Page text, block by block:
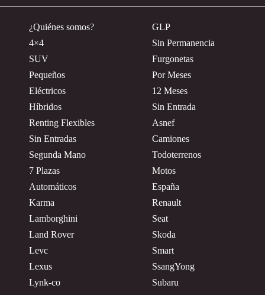
¿Quiénes somos?
4×4
SUV
Pequeños
Eléctricos
Híbridos
Renting Flexibles
Sin Entradas
Segunda Mano
7 Plazas
Automáticos
Karma
Lamborghini
Land Rover
Levc
Lexus
Lynk-co
GLP
Sin Permanencia
Furgonetas
Por Meses
12 Meses
Sin Entrada
Asnef
Camiones
Todoterrenos
Motos
España
Renault
Seat
Skoda
Smart
SsangYong
Subaru